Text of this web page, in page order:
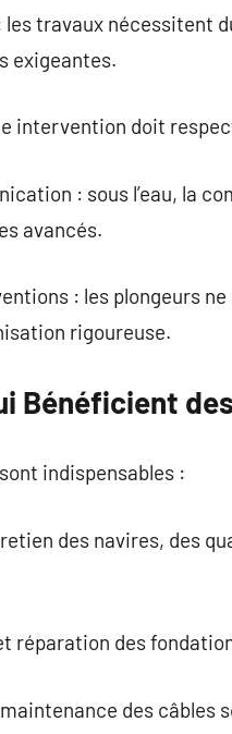
travaux nécessitent
exigeantes.
intervention doit
: sous l’eau, la
avancés.
: les plongeurs
rigoureuse.
Bénéficient
indispensables :
des navires, des
réparation des
des câbles